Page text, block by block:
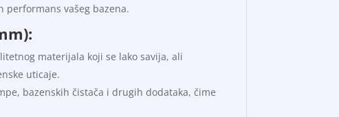
performans vašeg bazena.
materijala koji se lako savija, ali
uticaje.
bazenskih čistača i drugih dodataka, čime